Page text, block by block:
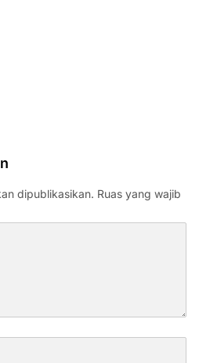
dipublikasikan. Ruas yang wajib